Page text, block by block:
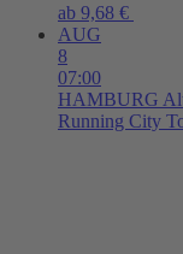
ab 9,68 €
AUG
8
07:00
HAMBURG
Running City